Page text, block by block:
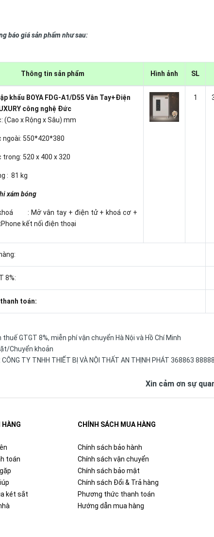
báo giá sản phẩm như sau:
Thông tin sản phẩm Hình ảnh SL
khẩu BOYA FDG-A1/D55 Vân Tay+Điện
công nghệ Đức
(Cao x Rộng x Sâu) mm
ngoài: 550*420*380
trong: 520 x 400 x 320
: 81 kg
xám bóng
: Mở vân tay + điện tử + khoá cơ +
kết nối điện thoại
1
8%:
toán:
GTGT 8%, miễn phí vận chuyển Hà Nội và Hồ Chí Minh
Chuyển khoản
TY TNHH THIẾT BỊ VÀ NỘI THẤT AN THỊNH PHÁT 368863
Xin cảm ơn sự
HÀNG
toán
két sắt
CHÍNH SÁCH MUA HÀNG
Chính sách bảo hành
Chính sách vận chuyển
Chính sách bảo mật
Chính sách Đổi & Trả hàng
Phương thức thanh toán
Hướng dẫn mua hàng